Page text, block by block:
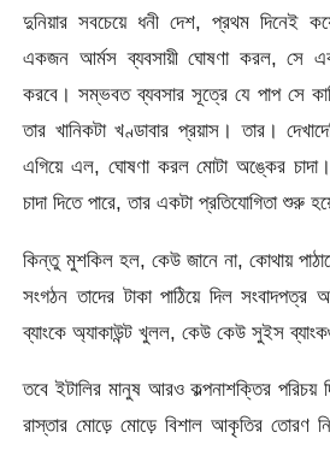
দুনিয়ার সবচেয়ে ধনী দেশ, প্রথম দিনেই
একজন আর্মস ব্যবসায়ী ঘোষণা করল, সে
করবে। সম্ভবত ব্যবসার সূত্রে যে পাপ সে
তার খানিকটা খণ্ডাবার প্রয়াস। তার।
এগিয়ে এল, ঘোষণা করল মোটা অঙ্কের
চাদা দিতে পারে, তার একটা প্রতিযোগিতা শুরু
কিন্তু মুশকিল হল, কেউ জানে না, কোথায়
সংগঠন তাদের টাকা পাঠিয়ে দিল সংবাদপত্র
ব্যাংকে অ্যাকাউন্ট খুলল, কেউ কেউ সুইস
তবে ইটালির মানুষ আরও কল্পনাশক্তির পরিচয়
রাস্তার মোড়ে মোড়ে বিশাল আকৃতির তোরণ